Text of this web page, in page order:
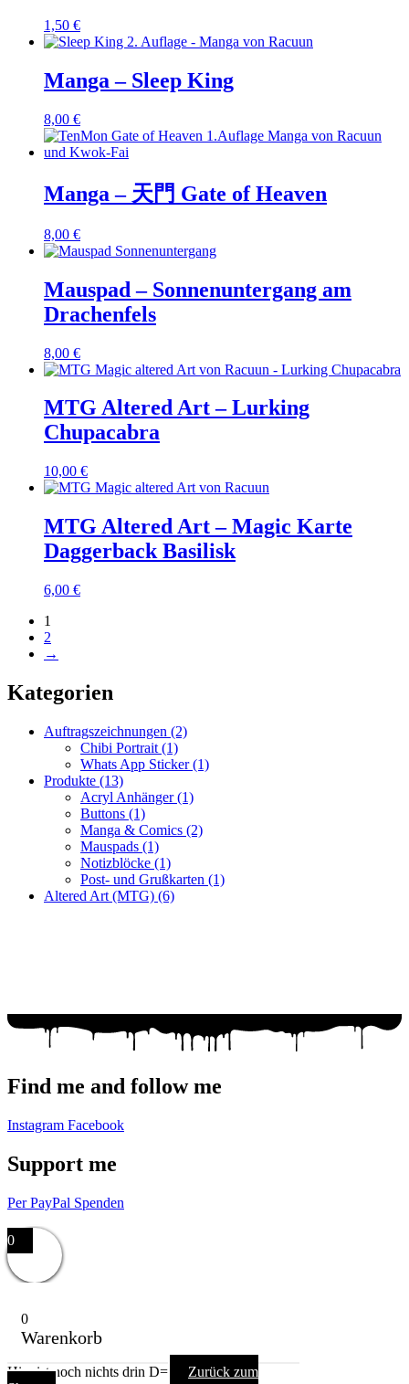
1,50 €
Manga – Sleep King
8,00 €
Manga – 天門 Gate of Heaven
8,00 €
Mauspad – Sonnenuntergang am
Drachenfels
8,00 €
MTG Altered Art – Lurking
Chupacabra
10,00 €
MTG Altered Art – Magic Karte
Daggerback Basilisk
6,00 €
1
2
→
Kategorien
Auftragszeichnungen (2)
Chibi Portrait (1)
Whats App Sticker(1)
Produkte (13)
Acryl Anhänger(1)
Buttons (1)
Manga & Comics (2)
Mauspads (1)
Notizblöcke (1)
Post- und Grußkarten (1)
Altered Art (MTG) (6)
Find me and follow me
Instagram Facebook
Support me
Per PayPal Spenden
0
0
Warenkorb
Hier ist noch nichts drin D=
Zurück zum